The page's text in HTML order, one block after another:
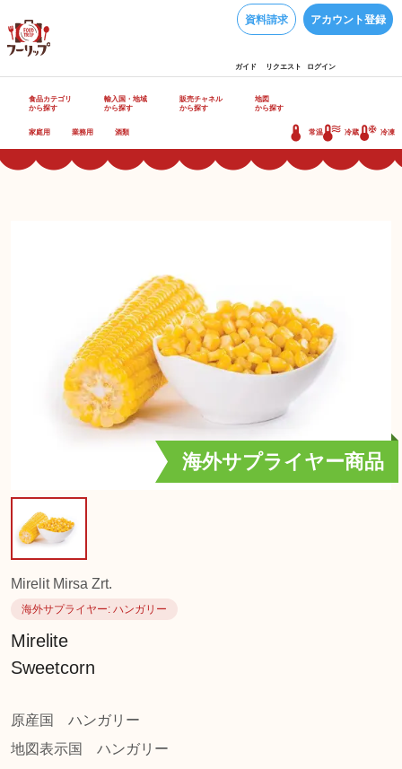
資料請求 アカウント登録
ガイド リクエスト ログイン
食品カテゴリ
から探す
輸入国・地域
から探す
販売チャネル
から探す
地図
から探す
家庭用 業務用 酒類 常温 冷蔵 冷凍
海外サプライヤー商品
Mirelit Mirsa Zrt.
海外サプライヤー: ハンガリー
Mirelite
Sweetcorn
原産国
ハンガリー
地図表示国
ハンガリー